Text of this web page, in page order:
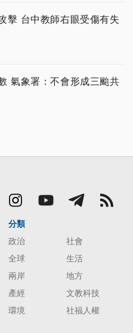
擊 台中教師右眼受傷有失
氣象署：不會形成三颱共
分類
政治
社會
全球
生活
兩岸
地方
產經
文教科技
環境
社福人權